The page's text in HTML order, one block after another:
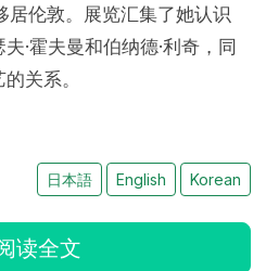
居伦敦。展览汇集了她认识
·霍夫曼和伯纳德·利奇，同
关系。
日本語 English Korean
读全文